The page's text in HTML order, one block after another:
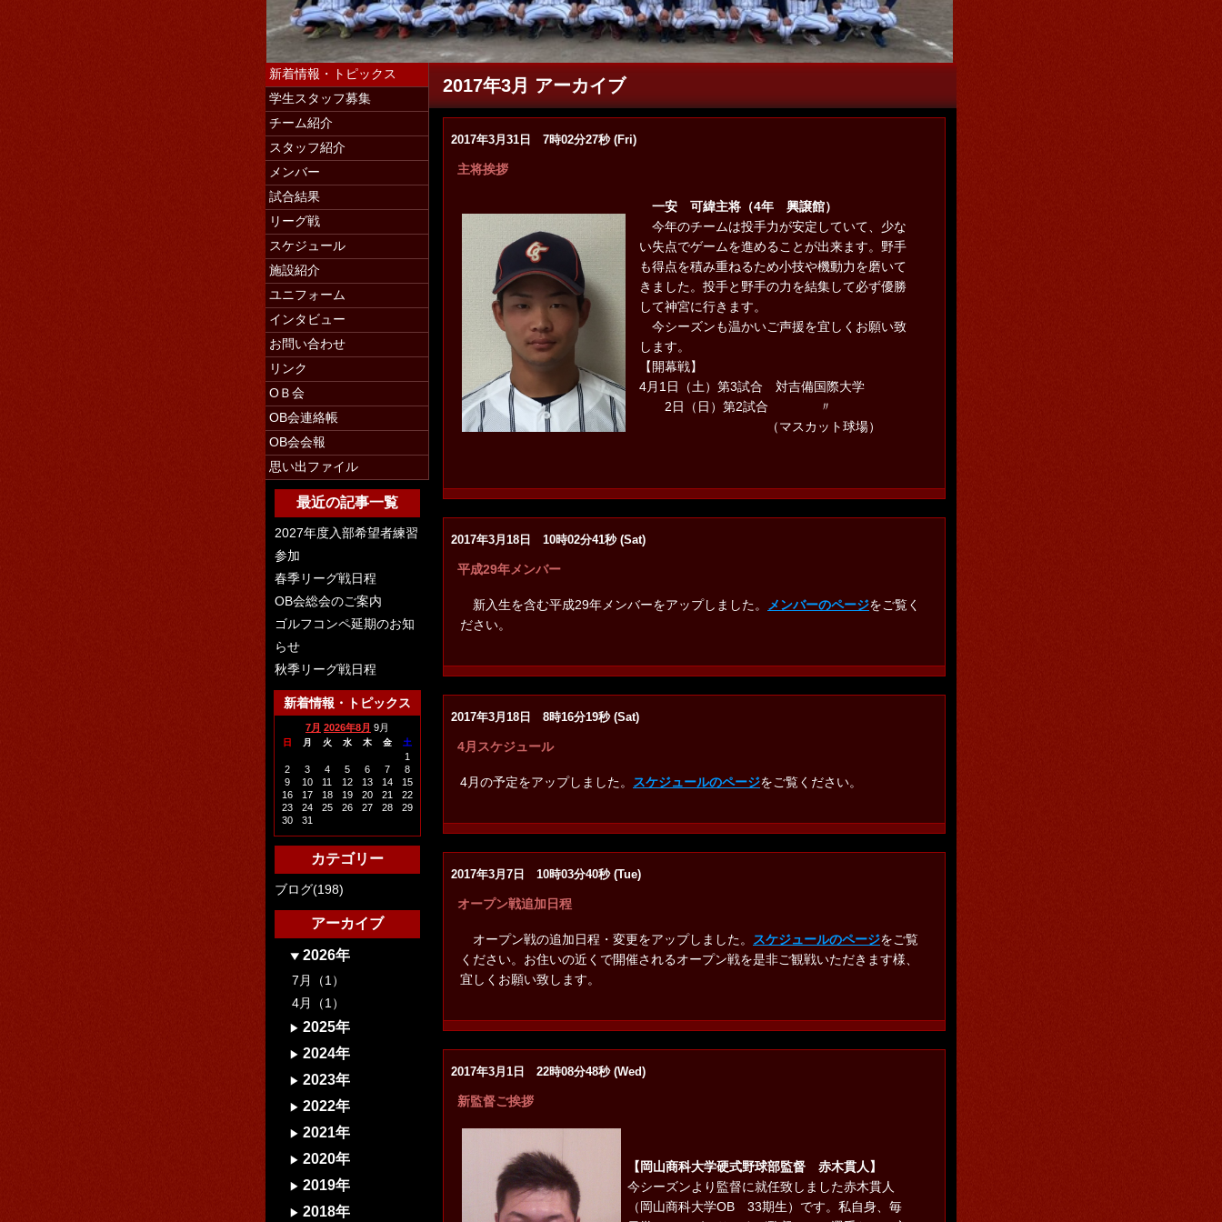
学生スタッフ募集（マネージャー・コーチ）詳しくは
2017年3月 アーカイブ
2017年3月31日 7時02分27秒 (Fri)
主将挨拶
一安 可緯主将（4年 興譲館）
今年のチームは投手力が安定していて、少な
い失点でゲームを進めることが出来ます。野手
も得点を積み重ねるため小技や機動力を磨いて
きました。投手と野手の力を結集して必ず優勝
して神宮に行きます。
​ 今シーズンも温かいご声援を宜しくお願い致
します。
【開幕戦】
4月1日（土）第3試合 対吉備国際大学
2日（日）第2試合 〃
（マスカット球場）
2017年3月18日 10時02分41秒 (Sat)
平成29年メンバー
新入生を含む平成29年メンバーをアップしました。 メンバーのページをご覧く
ださい。
2017年3月18日 8時16分19秒 (Sat)
4月スケジュール
4月の予定をアップしました。 スケジュールのページをご覧ください。
2017年3月7日 10時03分40秒 (Tue)
オープン戦追加日程
オープン戦の追加日程・変更をアップしました。 スケジュールのページをご覧
ください。お住いの近くで開催されるオープン戦を是非ご観戦いただきます様、
宜しくお願い致します。
2017年3月1日 22時08分48秒 (Wed)
新監督ご挨拶
【岡山商科大学硬式野球部監督 赤木貫人】
今シーズンより監督に就任致しました赤木貫人
（岡山商科大学OB 33期生）です。私自身、毎
新着情報・トピックス
学生スタッフ募集
チーム紹介
スタッフ紹介
メンバー
試合結果
リーグ戦
スケジュール
施設紹介
ユニフォーム
インタビュー
お問い合わせ
リンク
ОＢ会
OB会連絡帳
OB会会報
思い出ファイル
最近の記事一覧
2027年度入部希望者練習
参加
春季リーグ戦日程
OB会総会のご案内
ゴルフコンペ延期のお知
らせ
秋季リーグ戦日程
新着情報・トピックス
7月 2026年8月 9月
日 月 火 水 木 金 土
1
2
3 4 5 6 7
8
9
10 11 12 13 14
15
16
17 18 19 20 21
22
23
24 25 26 27 28
29
30
31
カテゴリー
ブログ(198)
アーカイブ
2026年
7月（1）
4月（1）
2025年
2024年
2023年
2022年
2021年
2020年
2019年
2018年